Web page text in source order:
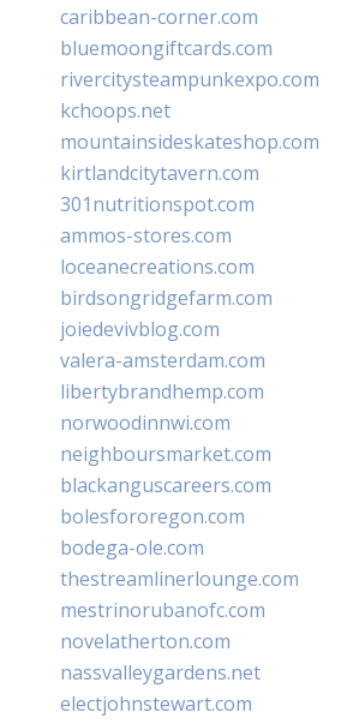
caribbean-corner.com
bluemoongiftcards.com
rivercitysteampunkexpo.com
kchoops.net
mountainsideskateshop.com
kirtlandcitytavern.com
301nutritionspot.com
ammos-stores.com
loceanecreations.com
birdsongridgefarm.com
joiedevivblog.com
valera-amsterdam.com
libertybrandhemp.com
norwoodinnwi.com
neighboursmarket.com
blackanguscareers.com
bolesfororegon.com
bodega-ole.com
thestreamlinerlounge.com
mestrinorubanofc.com
novelatherton.com
nassvalleygardens.net
electjohnstewart.com